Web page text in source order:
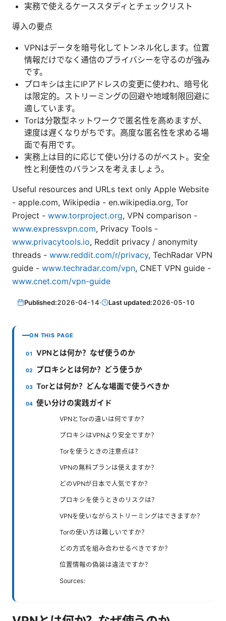
実務で使えるケーススタディとチェックリスト
導入の要点
VPNはデータを暗号化してトンネル化します。位置
情報だけでなく通信のプライバシーを守るのが強み
です。
プロキシは主にIPアドレスの変更に使われ、暗号化
は限定的。ストリーミングの回避や地域制限回避に
適しています。
Torは分散型ネットワークで匿名性を高めますが、
速度は遅くなりがちです。高度な匿名性を求める場
面で有用です。
実務上は目的に応じて使い分けるのがベスト。安全
性と利便性のバランスを考えましょう。
Useful resources and URLs text only Apple Website
- apple.com, Wikipedia - en.wikipedia.org, Tor
Project - www.torproject.org, VPN comparison -
www.expressvpn.com, Privacy Tools -
www.privacytools.io, Reddit privacy / anonymity
threads - www.reddit.com/r/privacy, TechRadar VPN
guide - www.techradar.com/vpn, CNET VPN guide -
www.cnet.com/vpn-guide
Published:2026-04-14· Last updated:2026-05-10
ON THIS PAGE
VPNとは何か？なぜ使うのか
プロキシとは何か？どう使うか
Torとは何か？どんな場面で使うべきか
使い分けの実践ガイド
VPNとTorの違いは何ですか？
プロキシはVPNより安全ですか？
Torを使うときの注意点は？
VPNの無料プランは使えますか？
どのVPNが日本で人気ですか？
プロキシを使うときのリスクは？
VPNを使いながらストリーミングはできますか？
Torの使い方は難しいですか？
どの方式を組み合わせるべきですか？
位置情報の偽装は違法ですか？
Sources: